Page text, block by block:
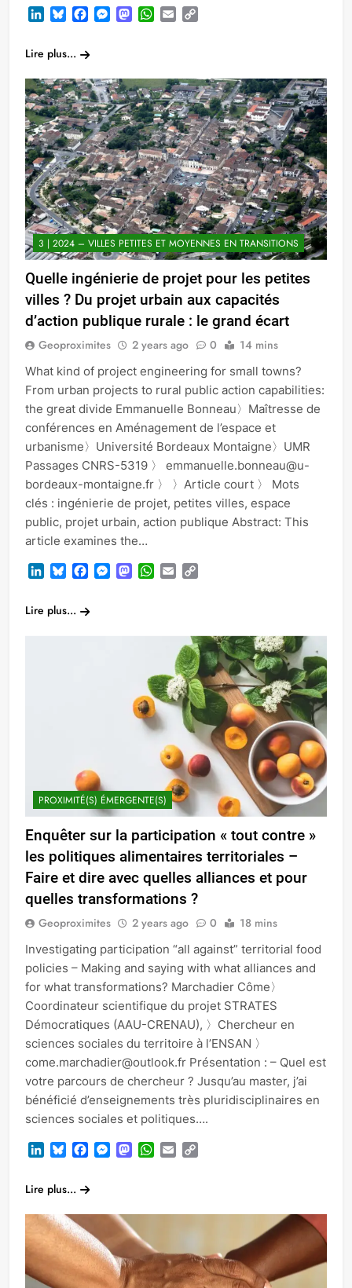
LinkedInBlueskyFacebook
Messenger
Mastodon
WhatsApp
Email
Lire plus...
3 | 2024 – VILLES PETITES ET MOYENNES EN TRANSITIONS
Quelle ingénierie de projet pour les petites
villes ? Du projet urbain aux capacités
d’action publique rurale : le grand écart
Geoproximites 2 years ago 0 14 mins
What kind of project engineering for small towns?
From urban projects to rural public action capabilities:
the great divide Emmanuelle Bonneau〉Maîtresse de
conférences en Aménagement de l’espace et
urbanisme〉Université Bordeaux Montaigne〉UMR
Passages CNRS-5319 〉 emmanuelle.bonneau@u-
bordeaux-montaigne.fr 〉 〉Article court 〉 Mots
clés : ingénierie de projet, petites villes, espace
public, projet urbain, action publique Abstract: This
article examines the…
LinkedInBlueskyFacebook
Messenger
Mastodon
WhatsApp
Email
Lire plus...
PROXIMITÉ(S) ÉMERGENTE(S)
Enquêter sur la participation « tout contre »
les politiques alimentaires territoriales –
Faire et dire avec quelles alliances et pour
quelles transformations ?
Geoproximites 2 years ago 0 18 mins
Investigating participation “all against” territorial food
policies – Making and saying with what alliances and
for what transformations? Marchadier Côme〉
Coordinateur scientifique du projet STRATES
Démocratiques (AAU-CRENAU), 〉Chercheur en
sciences sociales du territoire à l’ENSAN 〉
come.marchadier@outlook.fr Présentation : – Quel est
votre parcours de chercheur ? Jusqu’au master, j’ai
bénéficié d’enseignements très pluridisciplinaires en
sciences sociales et politiques….
LinkedInBlueskyFacebook
Messenger
Mastodon
WhatsApp
Email
Lire plus...